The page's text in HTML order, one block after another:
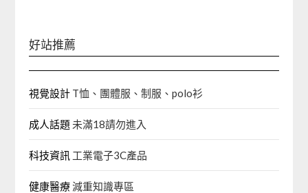
好站推薦
視覺設計 T恤、團體服、制服、polo衫
成人話題 未滿18請勿進入
科技資訊 工業電子3C產品
健康醫療減重知識專區